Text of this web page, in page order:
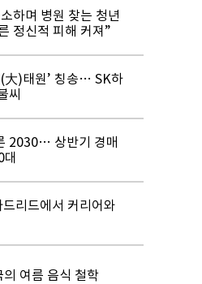
하며 병원 찾는 청년
정신적 피해 커져”
大)태원’ 칭송… SK하
씨
2030… 상반기 경매
대
리드에서 커리어와
여름 음식 철학